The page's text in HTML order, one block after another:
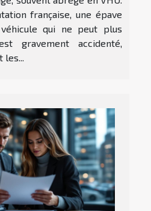
française, une épave
qui ne peut plus
gravement accidenté,
les...